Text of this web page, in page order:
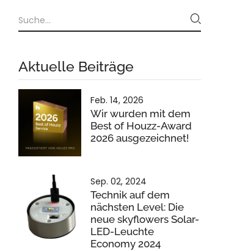
Aktuelle Beiträge
Feb. 14, 2026
Wir wurden mit dem
Best of Houzz-Award
2026 ausgezeichnet!
Sep. 02, 2024
Technik auf dem
nächsten Level: Die
neue skyflowers Solar-
LED-Leuchte
Economy 2024